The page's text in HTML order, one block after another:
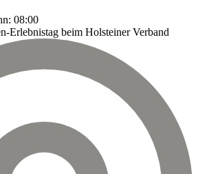
08:00
Erlebnistag beim Holsteiner Verband